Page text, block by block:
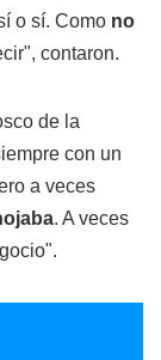
o sí. Como no
contaron.
de la
con un
a veces
. A veces